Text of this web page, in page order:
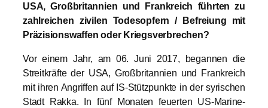
USA, Großbritannien und Frankreich führten zu
zahlreichen zivilen Todesopfern / Befreiung mit
Präzisionswaffen oder Kriegsverbrechen?
Vor einem Jahr, am 06. Juni 2017, begannen die
Streitkräfte der USA, Großbritannien und Frankreich
mit ihren Angriffen auf IS-Stützpunkte in der syrischen
Stadt Rakka. In fünf Monaten feuerten US-Marine-